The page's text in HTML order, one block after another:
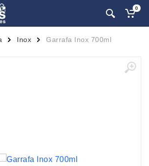
0
Inox Garrafa Inox 700ml